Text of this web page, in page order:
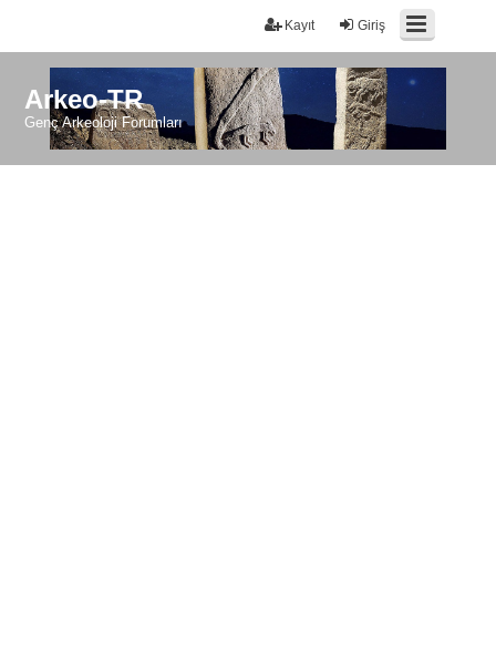
Giriş
Kayıt
Arkeo-TR
Genç Arkeoloji Forumları